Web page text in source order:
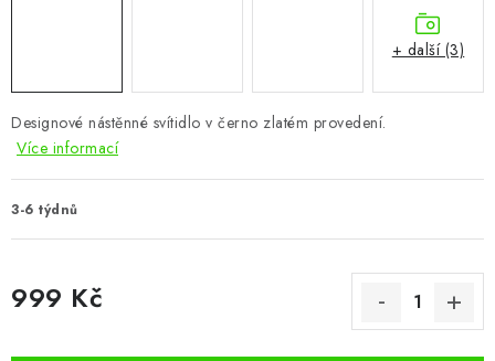
VÝPRODEJ
Vše o nákupu
Designové nástěnné svítidlo v černo zlatém provedení.
Více informací
3-6 týdnů
999 Kč
+ další (3)